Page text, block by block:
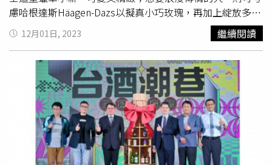
畫創作者「Crazy eyes瘋狂眼珠」推出聯名限定著色紙，
4/1至4/14來店消費，12歲以下兒童即可獲得聯名著色紙1
張；4/21前完成著色紙作品，拍照上傳爭鮮FB指定貼文留
言區完成指定任務，即有機會獲得爭鮮餐飲集團500元餐
券；4/30前憑完成作品至全台門市不限金額消費，可兌換
「可爾必思」1杯；而主打創新料理的「MAGiC TOUCH」將
於4/2推出全新兒童餐，網羅小孩喜歡的玉子燒、玉米等經
典款壽司，並加入香甜「烤布丁」，並以經典列車造型餐盤
呈現。4/4至4/7，與12歲以下孩童隨行用餐，消費滿1,000
元還可參加 戳戳樂 遊戲1次、滿2,000元2次（依此類推），
有機會獲得麗寶樂園、義大遊樂世界、六福村、Xpark等樂
慮哈根達斯Häagen-Dazs以擬真小巧玫瑰，再加上綻放多層
次口感的草莓冰淇淋，所獻上的「掌心玫瑰」；喜歡趣味互
動的人還可瞧瞧瓶裝雞尾酒品牌WAT針對耶誕推出的「聖誕
限定！敲敲門驚喜禮盒」，將去年一推出就秒售罄的九宮格
再升級，把經典方瓶放大、結合好玩小遊戲，讓大家
用爬格子決一勝負！年末最閃亮送禮選擇之一「蠟筆小新烏
魚子脆煎餅禮盒」，以台灣烏魚子加上日系煎餅工法，迸發
出全新台味。（圖／SUNFRIEND MOUTH提供）先來說說
以台式傳統美食結合日系傳承工藝，創意激盪出的「蠟筆小
新烏魚子脆煎餅禮盒」，脆口煎餅體採用獨特「米燒工
法」，使用水磨蓬萊米粉拌入新鮮蘋果泥，因此本身可以吃
12月01日, 2023 繼續閱讀